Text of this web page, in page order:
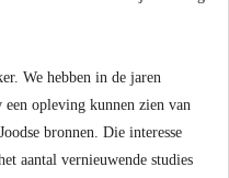
We hebben in de jaren
opleving kunnen zien van
bronnen. Die interesse
aantal vernieuwende studies